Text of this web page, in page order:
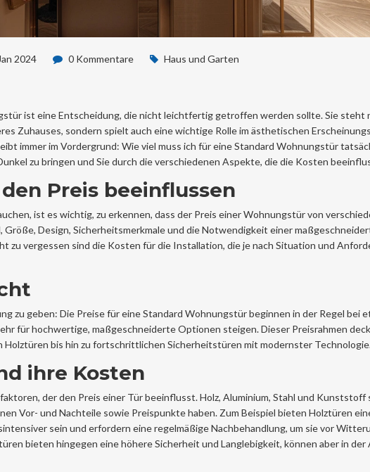
2024 0 Kommentare Haus und Garten
ist eine Entscheidung, die nicht leichtfertig getroffen werden sollte. Sie steht
Zuhauses, sondern spielt auch eine wichtige Rolle im ästhetischen
immer im Vordergrund: Wie viel muss ich für eine Standard Wohnungstür
zu bringen und Sie durch die verschiedenen Aspekte, die die Kosten
Preis beeinflussen
ist es wichtig, zu erkennen, dass der Preis einer Wohnungstür von
Größe, Design, Sicherheitsmerkmale und die Notwendigkeit einer
zu vergessen sind die Kosten für die Installation, die je nach Situation und
zu geben: Die Preise für eine Standard Wohnungstür beginnen in der Regel bei
für hochwertige, maßgeschneiderte Optionen steigen. Dieser Preisrahmen
Holztüren bis hin zu fortschrittlichen Sicherheitstüren mit modernster
ihre Kosten
der den Preis einer Tür beeinflusst. Holz, Aluminium, Stahl und Kunststoff
Vor- und Nachteile sowie Preispunkte haben. Zum Beispiel bieten Holztüren
sein und erfordern eine regelmäßige Nachbehandlung, um sie vor
bieten hingegen eine höhere Sicherheit und Langlebigkeit, können aber in